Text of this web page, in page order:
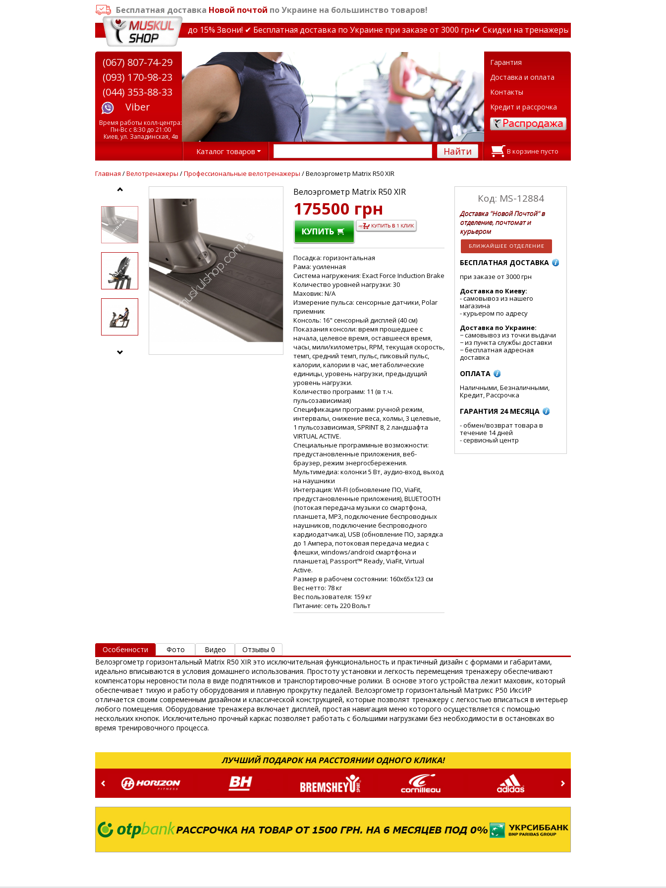
Бесплатная доставка Новой почтой по Украине на большинство товаров!
✔ Скидки на тренажеры до 15% Звони! ✔
✔ Скидки на тренажеры до 15% Звони! ✔ Бесплатная доставка по Украине при заказе от 3000 грн
Гарантия
Доставка и оплата
Контакты
Кредит и рассрочка
(067) 807-74-29
(093) 170-98-23
(044) 353-88-33
Viber
Время работы колл-центра:
Пн-Вс с 8:30 до 21:00
Киев, ул. Западинская, 4в
Каталог товаров Найти В корзине пусто
Главная /Велотренажеры /Профессиональные велотренажеры / Велоэргометр Matrix R50 XIR
Велоэргометр Matrix R50 XIR
175500 грн
Посадка: горизонтальная
Рама: усиленная
Система нагружения: Exact Force Induction Brake
Количество уровней нагрузки: 30
Маховик: N/A
Измерение пульса: сенсорные датчики, Polar
приемник
Консоль: 16" сенсорный дисплей (40 см)
Показания консоли: время прошедшее с
начала, целевое время, оставшееся время,
часы, мили/километры, RPM, текущая скорость,
темп, средний темп, пульс, пиковый пульс,
калории, калории в час, метаболические
единицы, уровень нагрузки, предыдущий
уровень нагрузки.
Количество программ: 11 (в т.ч.
пульсозависимая)
Спецификации программ: ручной режим,
интервалы, снижение веса, холмы, 3 целевые,
1 пульсозависимая, SPRINT 8, 2 ландшафта
VIRTUAL ACTIVE.
Специальные программные возможности:
предустановленные приложения, веб-
браузер, режим энергосбережения.
Мультимедиа: колонки 5 Вт, аудио-вход, выход
на наушники
Интеграция: WI-FI (обновление ПО, ViaFit,
предустановленные приложения), BLUETOOTH
(потокая передача музыки со смартфона,
планшета, МР3, подключение беспроводных
наушников, подключение беспроводного
кардиодатчика), USB (обновление ПО, зарядка
до 1 Ампера, потоковая передача медиа с
флешки, windows/android смартфона и
планшета), Passport™ Ready, ViaFit, Virtual
Active.
Размер в рабочем состоянии: 160х65х123 см
Вес нетто: 78 кг
Вес пользователя: 159 кг
Питание: сеть 220 Вольт
Код: MS-12884
Доставка "Новой Почтой" в
отделение, почтомат и
курьером
БЛИЖАЙШЕЕ ОТДЕЛЕНИЕ
БЕСПЛАТНАЯ ДОСТАВКА
при заказе от 3000 грн
Доставка по Киеву:
- cамовывоз из нашего
магазина
- курьером по адресу
Доставка по Украине:
− самовывоз из точки выдачи
− из пункта службы доставки
− бесплатная адресная
доставка
ОПЛАТА
Наличными, Безналичными,
Кредит, Рассрочка
ГАРАНТИЯ 24 МЕСЯЦА
- обмен/возврат товара в
течение 14 дней
- сервисный центр
Особенности Фото Видео
Отзывы 0
Велоэргометр горизонтальный Matrix R50 XIR это исключительная функциональность и практичный дизайн с формами и габаритами,
идеально вписываются в условия домашнего использования. Простоту установки и легкость перемещения тренажеру обеспечивают
компенсаторы неровности пола в виде подпятников и транспортировочные ролики. В основе этого устройства лежит маховик, который
обеспечивает тихую и работу оборудования и плавную прокрутку педалей. Велоэргометр горизонтальный Матрикс Р50 ИксИР
отличается своим современным дизайном и классической конструкцией, которые позволят тренажеру с легкостью вписаться в интерьер
любого помещения. Оборудование тренажера включает дисплей, простая навигация меню которого осуществляется с помощью
нескольких кнопок. Исключительно прочный каркас позволяет работать с большими нагрузками без необходимости в остановках во
время тренировочного процесса.
ЛУЧШИЙ ПОДАРОК НА РАССТОЯНИИ ОДНОГО КЛИКА!